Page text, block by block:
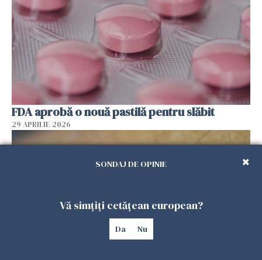
FDA aprobă o nouă pastilă pentru slăbit
29 APRILIE 2026
SONDAJ DE OPINIE
Vă simțiți cetățean european?
Da Nu